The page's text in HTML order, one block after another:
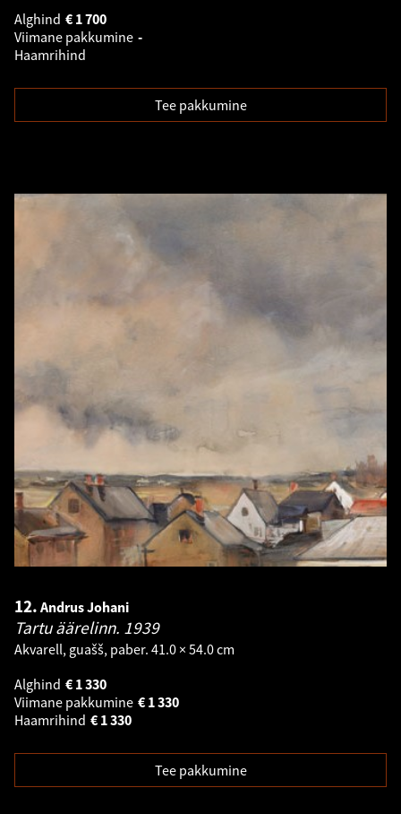
Alghind
1 700
€
Viimane pakkumine -
Haamrihind
Tee pakkumine
12. Andrus Johani
Tartu äärelinn. 1939
Akvarell, guašš, paber. 41.0 × 54.0 cm
Alghind
1 330
€
Viimane pakkumine
1 330
€
Haamrihind
1 330
€
Tee pakkumine